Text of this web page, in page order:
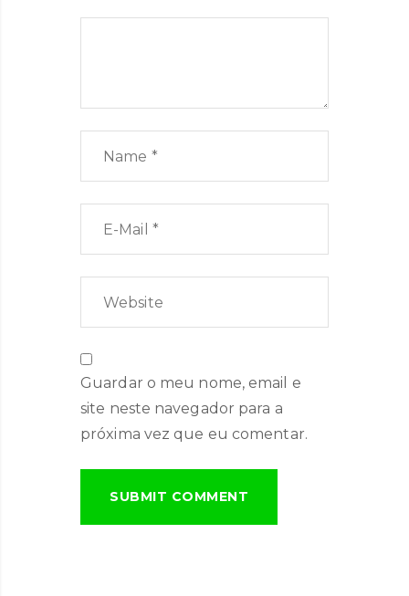
Guardar o meu nome, email e
site neste navegador para a
próxima vez que eu comentar.